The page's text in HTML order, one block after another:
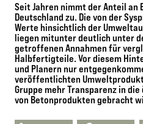
Seit Jahren nimmt der Anteil
Deutschland zu. Die von der
Werte hinsichtlich der
liegen mitunter deutlich unter
getroffenen Annahmen für
Halbfertigteile. Vor diesem
und Planern nur
veröffentlichten
Gruppe mehr Transparenz in
von Betonprodukten gebracht